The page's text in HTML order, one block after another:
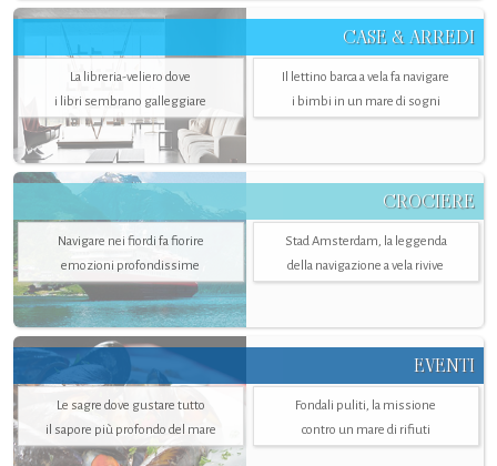
CASE & ARREDI
La libreria-veliero dove
i libri sembrano galleggiare
Il lettino barca a vela fa navigare
i bimbi in un mare di sogni
CROCIERE
Navigare nei fiordi fa fiorire
emozioni profondissime
Stad Amsterdam, la leggenda
della navigazione a vela rivive
EVENTI
Le sagre dove gustare tutto
il sapore più profondo del mare
Fondali puliti, la missione
contro un mare di rifiuti